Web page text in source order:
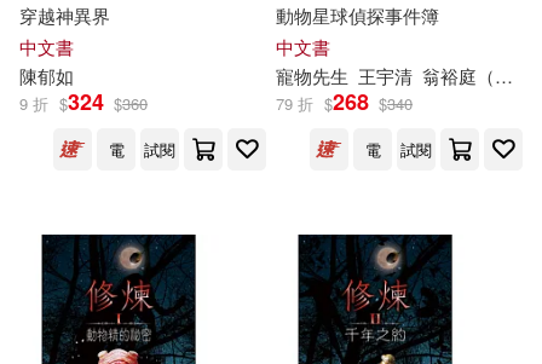
沈柏逸(1) 游聖佳(1)
王劭暐(1)
白廷奕(1) 盧郁佳作.(1)
石冰若(1)
穿越神異界
中文書
陳郁如
9 折 $324 $360
電
試閱
動物星球偵探事件簿
中文書
寵物先生 王宇清 翁裕庭（黃羅）
79 折 $268 $340
電
試閱